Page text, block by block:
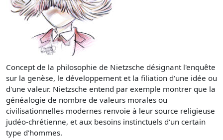
Concept de la philosophie de Nietzsche désignant l'enquête
sur la genèse, le développement et la filiation d'une idée ou
d'une valeur. Nietzsche entend par exemple montrer que la
généalogie de nombre de valeurs morales ou
civilisationnelles modernes renvoie à leur source religieuse
judéo-chrétienne, et aux besoins instinctuels d'un certain
type d'hommes.